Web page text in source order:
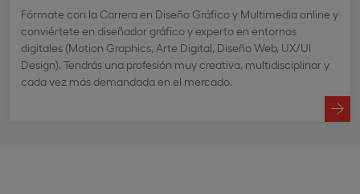
Fórmate con la Carrera en Diseño Gráfico y Multimedia online y
conviértete en diseñador gráfico y experto en entornos
digitales (Motion Graphics, Arte Digital, Diseño Web, UX/UI
Design). Tendrás una profesión muy creativa, multidisciplinar y
cada vez más demandada en el mercado.